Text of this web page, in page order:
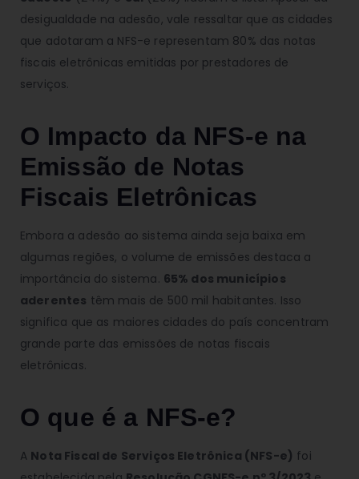
desigualdade na adesão, vale ressaltar que as cidades
que adotaram a NFS-e representam 80% das notas
fiscais eletrônicas emitidas por prestadores de
serviços.
O Impacto da NFS-e na
Emissão de Notas
Fiscais Eletrônicas
Embora a adesão ao sistema ainda seja baixa em
algumas regiões, o volume de emissões destaca a
importância do sistema. 65% dos municípios
aderentes têm mais de 500 mil habitantes. Isso
significa que as maiores cidades do país concentram
grande parte das emissões de notas fiscais
eletrônicas.
O que é a NFS-e?
A Nota Fiscal de Serviços Eletrônica (NFS-e) foi